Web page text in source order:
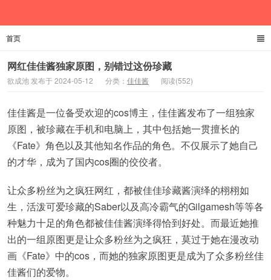
首页
网红佳佳酱独家原图，别错过这份珍藏
欲成池 发布于 2024-05-12 分类： 佳佳酱 阅读(552)
佳佳酱是一位备受欢迎的cos博主，佳佳酱发布了一组独家
原图，被珍藏在手机和电脑上，其中包括她一贯擅长的
《Fate》角色以及其他知名作品的角色。不仅展示了她自己
的才华，成为了国内cos圈的佼佼者。
让众多粉丝为之疯狂网红，都被佳佳珍藏酱演绎的栩栩如
生，活泼可爱珍藏的Saber以及高冷霸气的Gilgamesh等等各
种魅力十足的角色都被佳佳酱演绎得恰到好处。而最近她推
出的一组原图更是让众多粉丝为之疯狂，莫过于她在漫改动
画《Fate》中的cos，而她的独家原图更是成为了众多粉丝佳
佳酱们的爱物。